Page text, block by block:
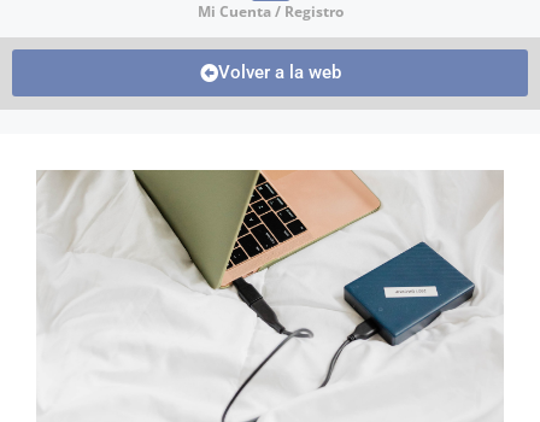
Mi Cuenta / Registro
Volver a la web